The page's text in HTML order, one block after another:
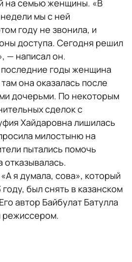
на семью женщины. «В
мы с ней
году не звонила, и
доступа. Сегодня решил
— написал он.
последние годы женщина
она оказалась после
дочерьми. По некоторым
сделок с
Хайдаровна лишилась
милостыню на
пытались помочь
отказывалась.
я думала, сова», который
году, был снять в казанском
автор Байбулат Батулла
режиссером.